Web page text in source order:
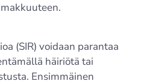
(SIR) voidaan parantaa
häiriötä tai
Ensimmäinen